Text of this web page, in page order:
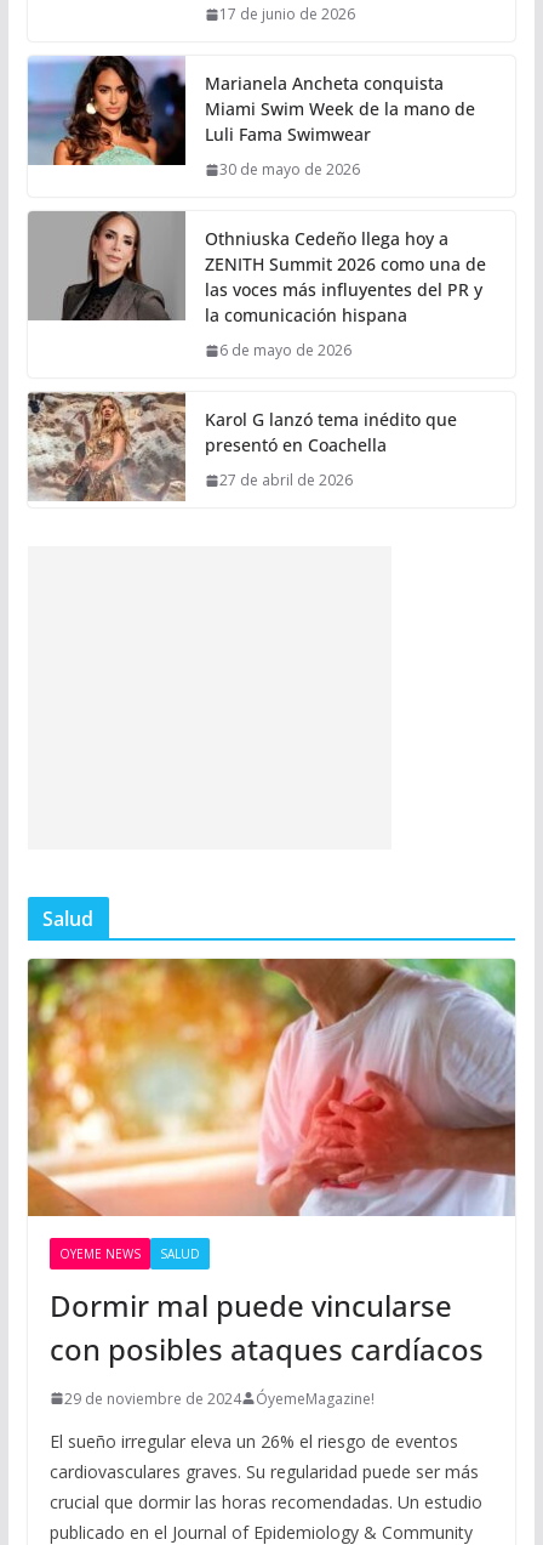
17 de junio de 2026
Marianela Ancheta conquista
Miami Swim Week de la mano de
Luli Fama Swimwear
30 de mayo de 2026
Othniuska Cedeño llega hoy a
ZENITH Summit 2026 como una de
las voces más influyentes del PR y
la comunicación hispana
6 de mayo de 2026
Karol G lanzó tema inédito que
presentó en Coachella
27 de abril de 2026
Salud
OYEME NEWS SALUD
Dormir mal puede vincularse
con posibles ataques cardíacos
29 de noviembre de 2024 ÓyemeMagazine!
El sueño irregular eleva un 26% el riesgo de eventos
cardiovasculares graves. Su regularidad puede ser más
crucial que dormir las horas recomendadas. Un estudio
publicado en el Journal of Epidemiology & Community